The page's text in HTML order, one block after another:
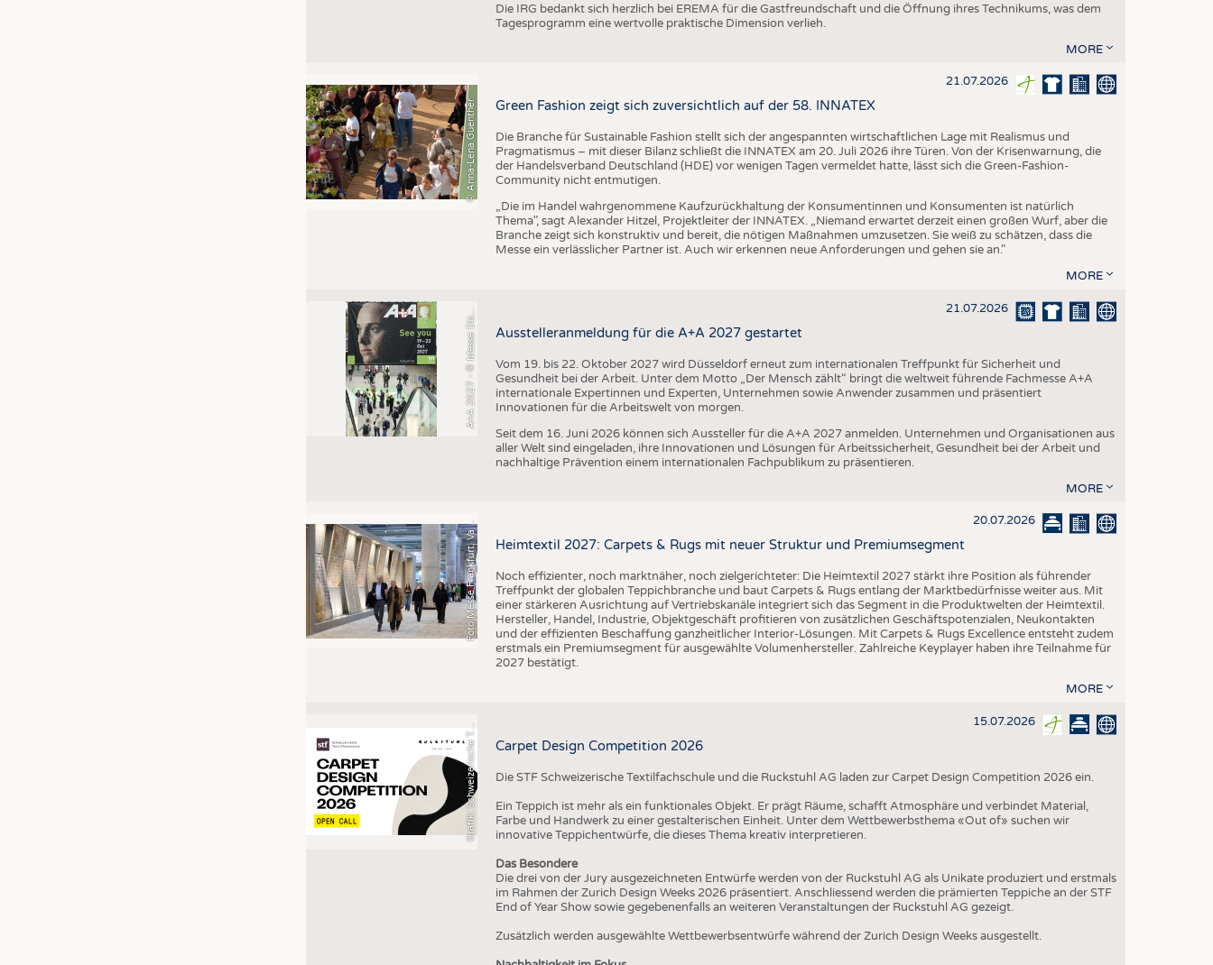
Die IRG bedankt sich herzlich bei EREMA für die Gastfreundschaft und die Öffnung ihres Technikums, was dem
Tagesprogramm eine wertvolle praktische Dimension verlieh.
MORE
© Anna-Lena Guenther
21.07.2026
Green Fashion zeigt sich zuversichtlich auf der 58. INNATEX
Die Branche für Sustainable Fashion stellt sich der angespannten wirtschaftlichen Lage mit Realismus und
Pragmatismus – mit dieser Bilanz schließt die INNATEX am 20. Juli 2026 ihre Türen. Von der Krisenwarnung, die
der Handelsverband Deutschland (HDE) vor wenigen Tagen vermeldet hatte, lässt sich die Green-Fashion-
Community nicht entmutigen.
„Die im Handel wahrgenommene Kaufzurückhaltung der Konsumentinnen und Konsumenten ist natürlich
Thema", sagt Alexander Hitzel, Projektleiter der INNATEX. „Niemand erwartet derzeit einen großen Wurf, aber die
Branche zeigt sich konstruktiv und bereit, die nötigen Maßnahmen umzusetzen. Sie weiß zu schätzen, dass die
Messe ein verlässlicher Partner ist. Auch wir erkennen neue Anforderungen und gehen sie an."
MORE
+
A
2
0
2
7
-
©
M
e
s
s
e
D
ü
s
e
l
d
o
r
f
/
C
o
n
s
t
a
n
z
e
T
i
l
l
m
a
n 21.07.2026
Ausstelleranmeldung für die A+A 2027 gestartet
Vom 19. bis 22. Oktober 2027 wird Düsseldorf erneut zum internationalen Treffpunkt für Sicherheit und
Gesundheit bei der Arbeit. Unter dem Motto „Der Mensch zählt“ bringt die weltweit führende Fachmesse A+A
internationale Expertinnen und Experten, Unternehmen sowie Anwender zusammen und präsentiert
Innovationen für die Arbeitswelt von morgen.
Seit dem 16. Juni 2026 können sich Aussteller für die A+A 2027 anmelden. Unternehmen und Organisationen aus
aller Welt sind eingeladen, ihre Innovationen und Lösungen für Arbeitssicherheit, Gesundheit bei der Arbeit und
nachhaltige Prävention einem internationalen Fachpublikum zu präsentieren.
MORE
F
o
t
o
M
e
s
s
e
F
r
a
n
k
f
u
r
t
,
V
a
l
e
n
t
i
n 20.07.2026
Heimtextil 2027: Carpets & Rugs mit neuer Struktur und Premiumsegment
Noch effizienter, noch marktnäher, noch zielgerichteter: Die Heimtextil 2027 stärkt ihre Position als führender
Treffpunkt der globalen Teppichbranche und baut Carpets & Rugs entlang der Marktbedürfnisse weiter aus. Mit
einer stärkeren Ausrichtung auf Vertriebskanäle integriert sich das Segment in die Produktwelten der Heimtextil.
Hersteller, Handel, Industrie, Objektgeschäft profitieren von zusätzlichen Geschäftspotenzialen, Neukontakten
und der effizienten Beschaffung ganzheitlicher Interior-Lösungen. Mit Carpets & Rugs Excellence entsteht zudem
erstmals ein Premiumsegment für ausgewählte Volumenhersteller. Zahlreiche Keyplayer haben ihre Teilnahme für
2027 bestätigt.
MORE
r
a
f
i
k
:
S
c
h
w
e
i
z
e
r
i
s
c
h
e
T
e
t
i
l
f
a
c
h
s
c
h
u
l
e
S
T 15.07.2026
Carpet Design Competition 2026
Die STF Schweizerische Textilfachschule und die Ruckstuhl AG laden zur Carpet Design Competition 2026 ein.
Ein Teppich ist mehr als ein funktionales Objekt. Er prägt Räume, schafft Atmosphäre und verbindet Material,
Farbe und Handwerk zu einer gestalterischen Einheit. Unter dem Wettbewerbsthema «Out of» suchen wir
innovative Teppichentwürfe, die dieses Thema kreativ interpretieren.
Das Besondere
Die drei von der Jury ausgezeichneten Entwürfe werden von der Ruckstuhl AG als Unikate produziert und erstmals
im Rahmen der Zurich Design Weeks 2026 präsentiert. Anschliessend werden die prämierten Teppiche an der STF
End of Year Show sowie gegebenenfalls an weiteren Veranstaltungen der Ruckstuhl AG gezeigt.
Zusätzlich werden ausgewählte Wettbewerbsentwürfe während der Zurich Design Weeks ausgestellt.